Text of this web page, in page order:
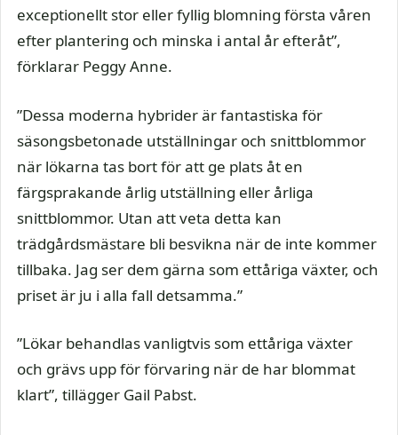
exceptionellt stor eller fyllig blomning första våren
efter plantering och minska i antal år efteråt”,
förklarar Peggy Anne.
”Dessa moderna hybrider är fantastiska för
säsongsbetonade utställningar och snittblommor
när lökarna tas bort för att ge plats åt en
färgsprakande årlig utställning eller årliga
snittblommor. Utan att veta detta kan
trädgårdsmästare bli besvikna när de inte kommer
tillbaka. Jag ser dem gärna som ettåriga växter, och
priset är ju i alla fall detsamma.”
”Lökar behandlas vanligtvis som ettåriga växter
och grävs upp för förvaring när de har blommat
klart”, tillägger Gail Pabst.